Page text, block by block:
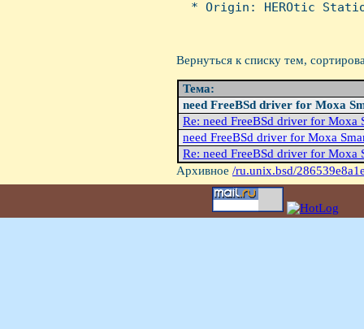
* Origin: HEROtic
Вернуться к списку тем,
Тема:
need FreeBSd driver for Moxa
Re: need FreeBSd driver for Moxa
need FreeBSd driver for Moxa
Re: need FreeBSd driver for Moxa
Архивное /ru.unix.bsd/